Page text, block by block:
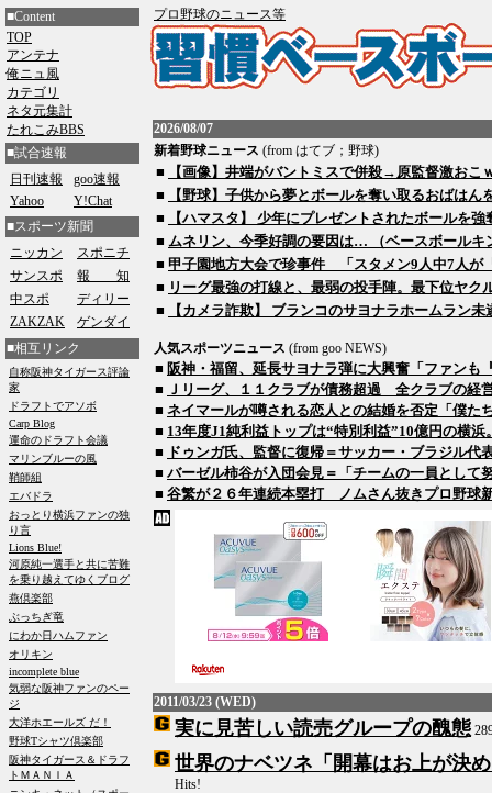
■Content
TOP
アンテナ
俺ニュ風
カテゴリ
ネタ元集計
たれこみBBS
■試合速報
日刊速報
goo速報
Yahoo
Y!Chat
■スポーツ新聞
ニッカン
スポニチ
サンスポ
報 知
中スポ
ディリー
ZAKZAK
ゲンダイ
■相互リンク
プロ野球のニュース等
2026/08/07
新着野球ニュース (from はてブ；野球)
■
【画像】井端がバントミスで併殺→原監督激おこ
■
【野球】子供から夢とボールを奪い取るおばはん
■
【ハマスタ】 少年にプレゼントされたボールを
■ ムネリン、今季好調の要因は… （ベースボールキ
■ 甲子園地方大会で珍事件 「スタメン9人中7人が
■ リーグ最強の打線と、最弱の投手陣。最下位ヤク
■
【カメラ詐欺】 ブランコのサヨナラホームラン
人気スポーツニュース (from goo NEWS)
■ 阪神・福留、延長サヨナラ弾に大興奮「ファンも
■ Ｊリーグ、１１クラブが債務超過 全クラブの経
■ ネイマールが噂される恋人との結婚を否定「僕た
■ 13年度J1純利益トップは“特別利益”10億円の横浜
■ ドゥンガ氏、監督に復帰＝サッカー・ブラジル代
■ バーゼル柿谷が入団会見＝「チームの一員として
■ 谷繁が２６年連続本塁打 ノムさん抜きプロ野球
2011/03/23 (WED)
実に見苦しい読売グループの醜態
世界のナベツネ「開幕はお上が決
Hits!